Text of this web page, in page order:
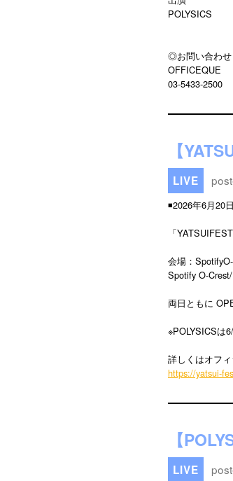
POLYSICS
◎お問い合わせ
OFFICEQUE
03-5433-2500
【
LIVE
◾️2026年6月20
「
会場：
Spotify O-
両日ともに
※POLYSICSは
詳しくはオフ
https://yatsui-
【
LIVE